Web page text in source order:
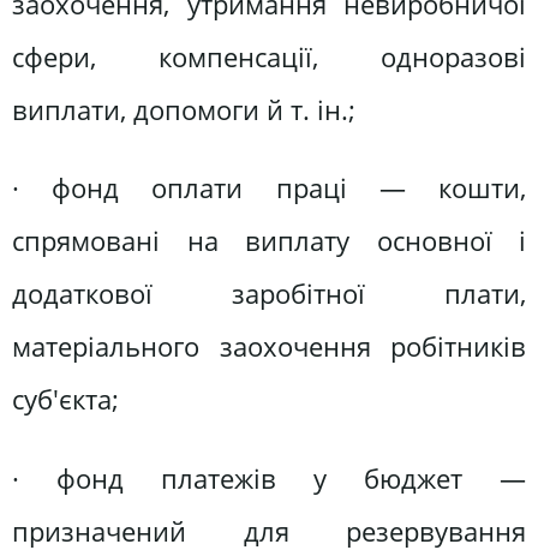
сфери, компенсації, одноразові
виплати, допомоги й т. ін.;
· фонд оплати праці — кошти,
спрямовані на виплату основної і
додаткової заробітної плати,
матеріального заохочення робітників
суб'єкта;
· фонд платежів у бюджет —
призначений для резервування